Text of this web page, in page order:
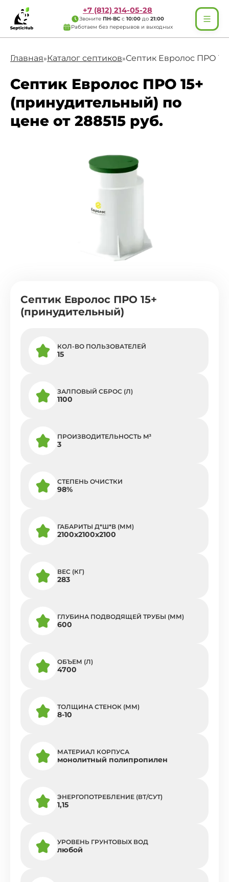
+7 (812) 214-05-28
Звоните ПН-ВС с 10:00 до 21:00
Работаем без перерывов и выходных
Главная»Каталог септиков»Септик Евролос ПРО
Септик Евролос ПРО 15+
(принудительный) по
цене от 288515 руб.
Септик Евролос ПРО 15+
(принудительный)
КОЛ-ВО ПОЛЬЗОВАТЕЛЕЙ
15
ЗАЛПОВЫЙ СБРОС (Л)
1100
ПРОИЗВОДИТЕЛЬНОСТЬ M³
3
СТЕПЕНЬ ОЧИСТКИ
98%
ГАБАРИТЫ Д*Ш*В (ММ)
2100x2100x2100
ВЕС (КГ)
283
ГЛУБИНА ПОДВОДЯЩЕЙ ТРУБЫ (ММ)
600
ОБЪЕМ (Л)
4700
ТОЛЩИНА СТЕНОК (ММ)
8-10
МАТЕРИАЛ КОРПУСА
монолитный полипропилен
ЭНЕРГОПОТРЕБЛЕНИЕ (ВТ/СУТ)
1,15
УРОВЕНЬ ГРУНТОВЫХ ВОД
любой